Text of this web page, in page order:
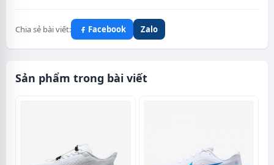
Chia sẻ bài viết: Facebook Zalo
Sản phẩm trong bài viết